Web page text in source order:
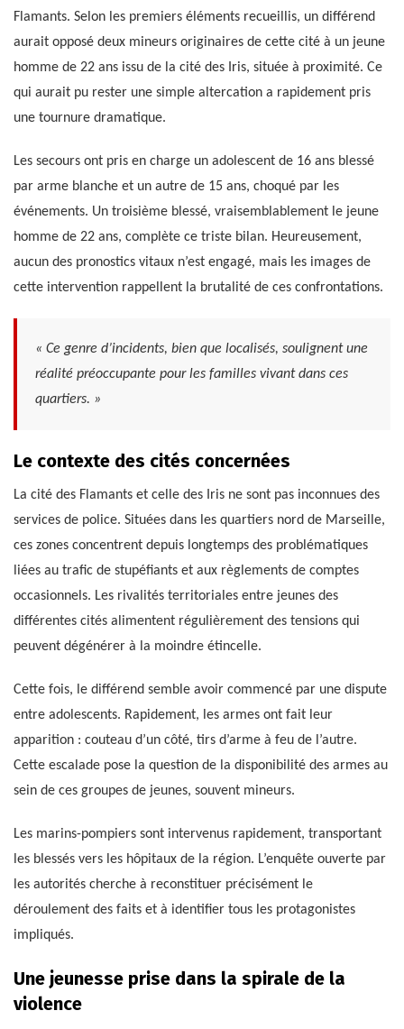
Flamants. Selon les premiers éléments recueillis, un différend
aurait opposé deux mineurs originaires de cette cité à un jeune
homme de 22 ans issu de la cité des Iris, située à proximité. Ce
qui aurait pu rester une simple altercation a rapidement pris
une tournure dramatique.
Les secours ont pris en charge un adolescent de 16 ans blessé
par arme blanche et un autre de 15 ans, choqué par les
événements. Un troisième blessé, vraisemblablement le jeune
homme de 22 ans, complète ce triste bilan. Heureusement,
aucun des pronostics vitaux n’est engagé, mais les images de
cette intervention rappellent la brutalité de ces confrontations.
« Ce genre d’incidents, bien que localisés, soulignent une
réalité préoccupante pour les familles vivant dans ces
quartiers. »
Le contexte des cités concernées
La cité des Flamants et celle des Iris ne sont pas inconnues des
services de police. Situées dans les quartiers nord de Marseille,
ces zones concentrent depuis longtemps des problématiques
liées au trafic de stupéfiants et aux règlements de comptes
occasionnels. Les rivalités territoriales entre jeunes des
différentes cités alimentent régulièrement des tensions qui
peuvent dégénérer à la moindre étincelle.
Cette fois, le différend semble avoir commencé par une dispute
entre adolescents. Rapidement, les armes ont fait leur
apparition : couteau d’un côté, tirs d’arme à feu de l’autre.
Cette escalade pose la question de la disponibilité des armes au
sein de ces groupes de jeunes, souvent mineurs.
Les marins-pompiers sont intervenus rapidement, transportant
les blessés vers les hôpitaux de la région. L’enquête ouverte par
les autorités cherche à reconstituer précisément le
déroulement des faits et à identifier tous les protagonistes
impliqués.
Une jeunesse prise dans la spirale de la
violence